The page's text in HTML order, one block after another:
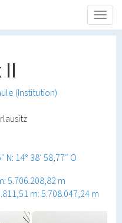
(Institution)
N: 14° 38′ 58,77″ O
5.706.208,82 m
m: 5.708.047,24 m